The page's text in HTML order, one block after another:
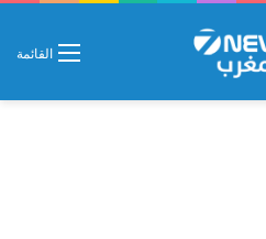
القائمة